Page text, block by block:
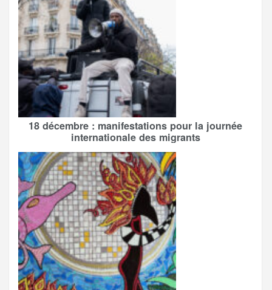
18 décembre : manifestations pour la journée
internationale des migrants